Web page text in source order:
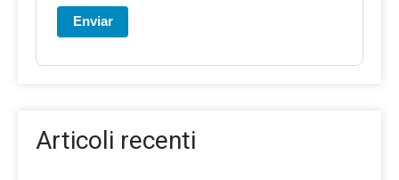
Enviar
Articoli recenti